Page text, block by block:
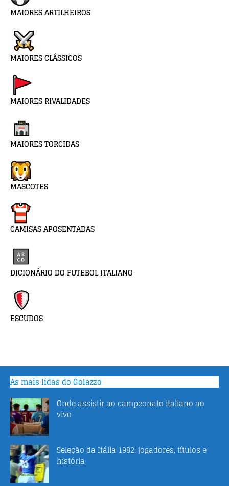
MAIORES ARTILHEIROS
MAIORES CLÁSSICOS
MAIORES RIVALIDADES
MAIORES TORCIDAS
MASCOTES
CAMISAS APOSENTADAS
DICIONÁRIO DO FUTEBOL ITALIANO
ESCUDOS
As mais lidas do Golazzo
Onde assistir ao campeonato italiano ao
vivo
Seleção da Itália 1982: jogadores, títulos e
história